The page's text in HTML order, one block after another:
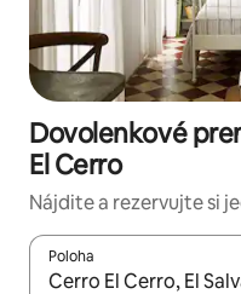
Dovolenkové
El Cerro
Nájdite a rezervujte si
Poloha
Keď budú výsledky k